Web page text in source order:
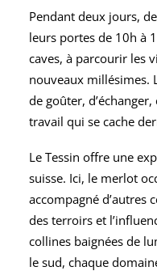
Pendant deux jours,
leurs portes de 10h à
caves, à parcourir les
nouveaux millésimes.
de goûter,
travail qui se cache
Le Tessin offre une
suisse. Ici, le merlot
accompagné d’autres
des terroirs et
collines baignées de
le sud, chaque